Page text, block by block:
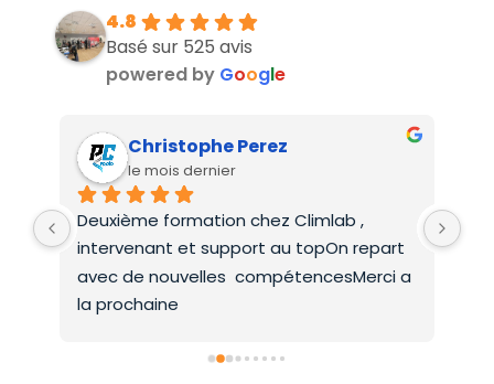
4.8
Basé sur 525 avis
powered by Google
Christophe Perez
le mois dernier
Deuxième formation chez Climlab ,
intervenant et support au topOn repart
avec de nouvelles  compétencesMerci a
la prochaine